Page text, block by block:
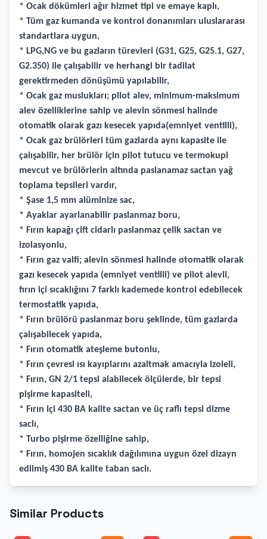
* Ocak dökümleri ağır hizmet tipi ve emaye kaplı,
* Tüm gaz kumanda ve kontrol donanımları uluslararası
standartlara uygun,
* LPG,NG ve bu gazların türevleri (G31, G25, G25.1, G27,
G2.350) ile çalışabilir ve herhangi bir tadilat
gerektirmeden dönüşümü yapılabilir,
* Ocak gaz muslukları; pilot alev, minimum-maksimum
alev özelliklerine sahip ve alevin sönmesi halinde
otomatik olarak gazı kesecek yapıda(emniyet ventilli),
* Ocak gaz brülörleri tüm gazlarda aynı kapasite ile
çalışabilir, her brülör için pilot tutucu ve termokupl
mevcut ve brülörlerin altında paslanamaz sactan yağ
toplama tepsileri vardır,
* Şase 1,5 mm alüminize sac,
* Ayaklar ayarlanabilir paslanmaz boru,
* Fırın kapağı çift cidarlı paslanmaz çelik sactan ve
izolasyonlu,
* Fırın gaz valfi; alevin sönmesi halinde otomatik olarak
gazı kesecek yapıda (emniyet ventilli) ve pilot alevli,
fırın içi sıcaklığını 7 farklı kademede kontrol edebilecek
termostatik yapıda,
* Fırın brülörü paslanmaz boru şeklinde, tüm gazlarda
çalışabilecek yapıda,
* Fırın otomatik ateşleme butonlu,
* Fırın çevresi ısı kayıplarını azaltmak amacıyla izoleli,
* Fırın, GN 2/1 tepsi alabilecek ölçülerde, bir tepsi
pişirme kapasiteli,
* Fırın içi 430 BA kalite sactan ve üç raflı tepsi dizme
saclı,
* Turbo pişirme özelliğine sahip,
* Fırın, homojen sıcaklık dağılımına uygun özel dizayn
edilmiş 430 BA kalite taban saclı.
Similar Products